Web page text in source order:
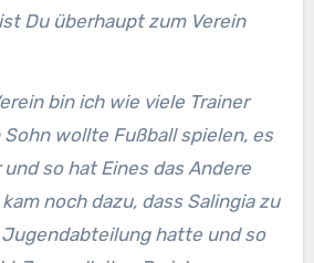
Du überhaupt zum Verein
bin ich wie viele Trainer
wollte Fußball spielen, es
so hat Eines das Andere
noch dazu, dass Salingia zu
hatte und so